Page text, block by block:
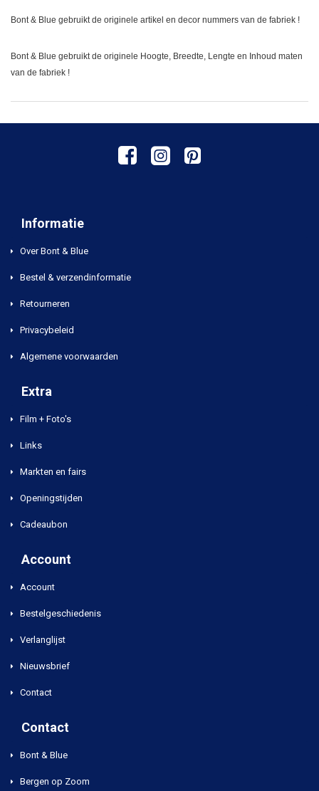
Bont & Blue gebruikt de originele artikel en decor nummers van de fabriek !
Bont & Blue gebruikt de originele Hoogte, Breedte, Lengte en Inhoud maten
van de fabriek !
Informatie
Over Bont & Blue
Bestel & verzendinformatie
Retourneren
Privacybeleid
Algemene voorwaarden
Extra
Film + Foto's
Links
Markten en fairs
Openingstijden
Cadeaubon
Account
Account
Bestelgeschiedenis
Verlanglijst
Nieuwsbrief
Contact
Contact
Bont & Blue
Bergen op Zoom